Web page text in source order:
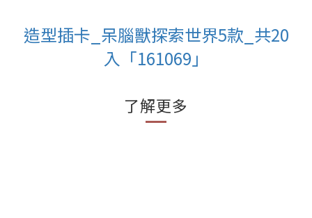
造型插卡_呆腦獸探索世界5款_共20
入「161069」
了解更多